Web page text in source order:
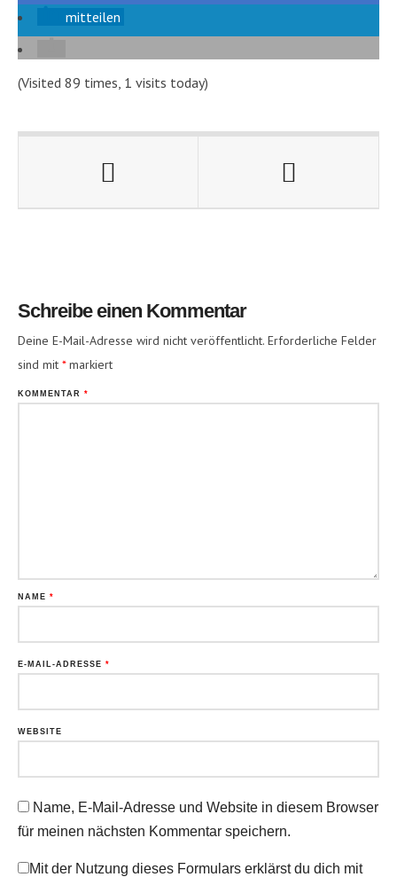
mitteilen
(Visited 89 times, 1 visits today)
Schreibe einen Kommentar
Deine E-Mail-Adresse wird nicht veröffentlicht. Erforderliche Felder
sind mit *markiert
KOMMENTAR *
NAME *
E-MAIL-ADRESSE *
WEBSITE
Name, E-Mail-Adresse und Website in diesem Browser
für meinen nächsten Kommentar speichern.
Mit der Nutzung dieses Formulars erklärst du dich mit